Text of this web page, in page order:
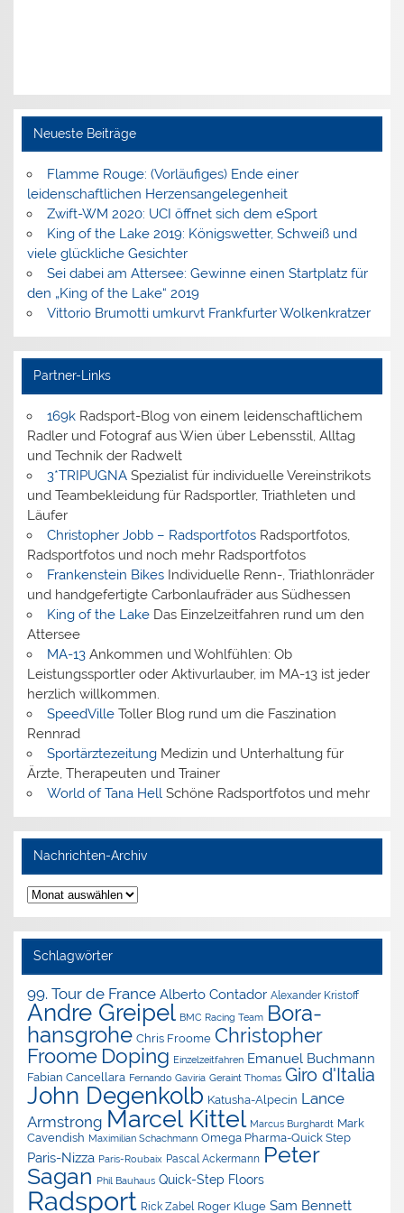
Neueste Beiträge
Flamme Rouge: (Vorläufiges) Ende einer
leidenschaftlichen Herzensangelegenheit
Zwift-WM 2020: UCI öffnet sich dem eSport
King of the Lake 2019: Königswetter, Schweiß und
viele glückliche Gesichter
Sei dabei am Attersee: Gewinne einen Startplatz für
den „King of the Lake“ 2019
Vittorio Brumotti umkurvt Frankfurter Wolkenkratzer
Partner-Links
169kRadsport-Blog von einem leidenschaftlichem
Radler und Fotograf aus Wien über Lebensstil, Alltag
und Technik der Radwelt
3*TRIPUGNASpezialist für individuelle Vereinstrikots
und Teambekleidung für Radsportler, Triathleten und
Läufer
Christopher Jobb – RadsportfotosRadsportfotos,
Radsportfotos und noch mehr Radsportfotos
Frankenstein BikesIndividuelle Renn-, Triathlonräder
und handgefertigte Carbonlaufräder aus Südhessen
King of the LakeDas Einzelzeitfahren rund um den
Attersee
MA-13Ankommen und Wohlfühlen: Ob
Leistungssportler oder Aktivurlauber, im MA-13 ist jeder
herzlich willkommen.
SpeedVilleToller Blog rund um die Faszination
Rennrad
SportärztezeitungMedizin und Unterhaltung für
Ärzte, Therapeuten und Trainer
World of Tana HellSchöne Radsportfotos und mehr
Nachrichten-Archiv
Nachrichten-
Archiv
Schlagwörter
99. Tour de France Alberto Contador Alexander Kristoff
Andre Greipel BMC Racing Team Bora-
hansgrohe Chris Froome Christopher
Froome Doping Einzelzeitfahren Emanuel Buchmann
Fabian Cancellara Fernando Gaviria Geraint Thomas Giro d'Italia
John Degenkolb Katusha-Alpecin Lance
Armstrong Marcel Kittel Marcus Burghardt Mark
Cavendish Maximilian Schachmann Omega Pharma-Quick Step
Paris-Nizza Paris-Roubaix Pascal Ackermann Peter
Sagan Phil Bauhaus Quick-Step Floors
Radsport Rick Zabel Roger Kluge Sam Bennett